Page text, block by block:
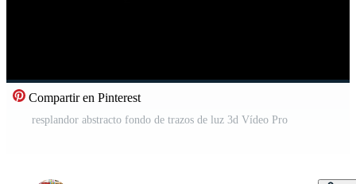
Compartir en Pinterest
resplandor abstracto fondo de trazos de luz 3d Vídeo Pro